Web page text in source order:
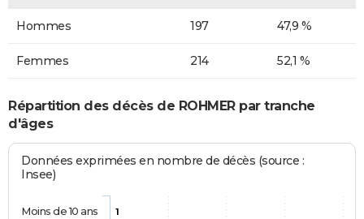
Hommes 197 47,9 %
Femmes 214 52,1 %
Répartition des décès de ROHMER par tranche
d'âges
Données exprimées en nombre de décès (source :
Insee)
1
Moins de 10 ans